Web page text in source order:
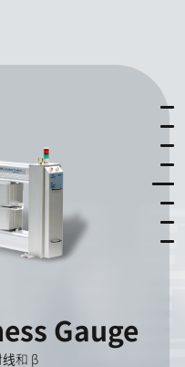
Gauge
线和 β